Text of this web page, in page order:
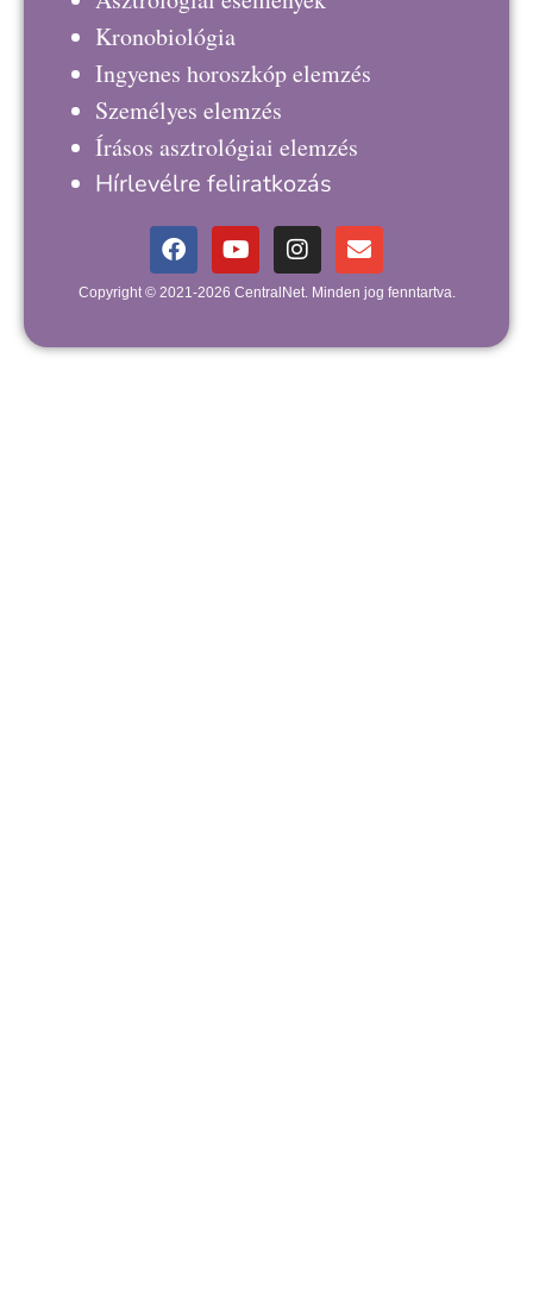
Kronobiológia
Ingyenes horoszkóp elemzés
Személyes elemzés
Írásos asztrológiai elemzés
Hírlevélre feliratkozás
Copyright © 2021-2026 CentralNet. Minden jog fenntartva.